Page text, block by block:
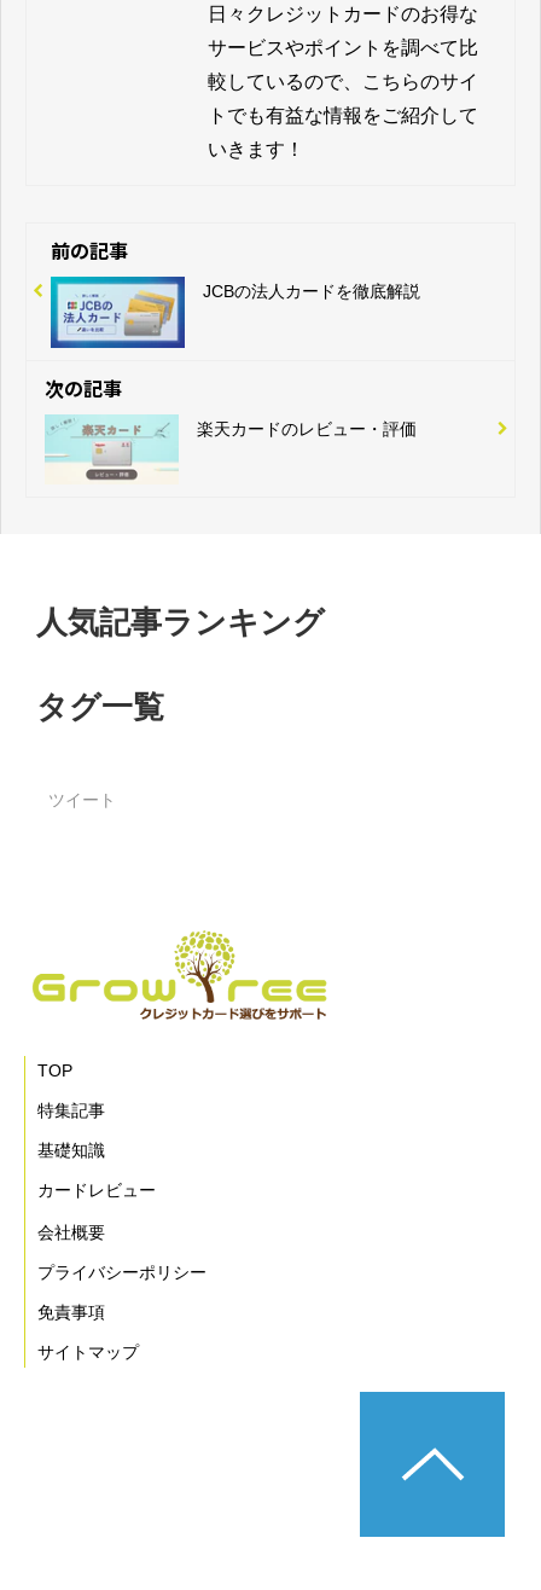
日々クレジットカードのお得な
サービスやポイントを調べて比
較しているので、こちらのサイ
トでも有益な情報をご紹介して
いきます！
前の記事
JCBの法人カードを徹底解説
次の記事
楽天カードのレビュー・評価
人気記事ランキング
タグ一覧
ツイート
TOP
特集記事
基礎知識
カードレビュー
会社概要
プライバシーポリシー
免責事項
サイトマップ